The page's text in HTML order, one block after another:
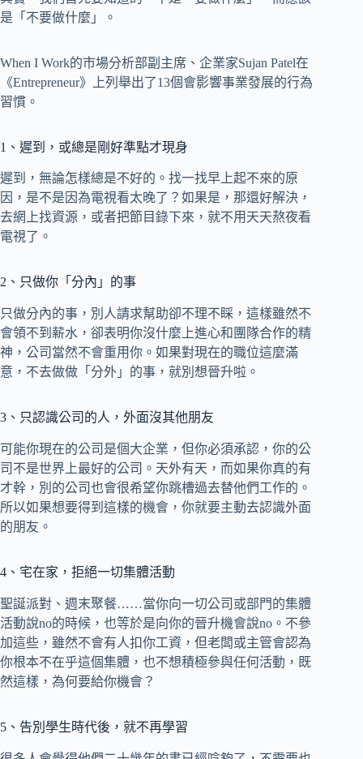
是「不要做什麼」。
When I Work的市場分析部副主席、企業家Sujan Patel在
《Entrepreneur》上列舉出了13個會影響事業發展的行為
習慣。
1、遲到，或總是剛好準點才現身
遲到，無論怎樣總是不好的。找一找早上起不來的原
因，是不是因為電視看太晚了？如果是，那還好解決，
去網上找資源，或者把節目錄下來，就不用天天熬夜看
電視了。
2、只做你「分內」的事
只做分內的事，別人請求幫助卻不理不睬，這樣雖然不
會領不到薪水，卻表明你沒什麼上進心和團隊合作的精
神，公司當然不會重用你。如果對現在的職位這麼滿
意，不去做做「分外」的事，就別想晉升啦。
3、只認識公司的人，外面沒其他朋友
可能你現在的公司是個大企業，但你必須承認，你的公
司不是世界上最好的公司。天外有天，而如果你真的有
才幹，別的公司也會很希望你跳槽過去替他們工作的。
所以如果想要得到這樣的機會，你就要主動去認識外面
的朋友。
4、宅在家，拒絕一切集體活動
聖誕派對、週末聚餐……當你向一切公司或部門的集體
活動說no的時候，也等於是向你的晉升機會說no。不參
加這些，雖然不會有人扣你工資，但老闆或主管會認為
你根本不在乎這個集體，也不想積極參與任何活動，既
然這樣，為何要給你機會？
5、告別學生時代後，就不再學習